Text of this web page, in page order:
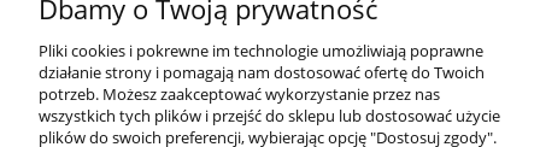
wyślij
Dbamy o Twoją prywatność
Pliki cookies i pokrewne im technologie umożliwiają poprawne
działanie strony i pomagają nam dostosować ofertę do Twoich
potrzeb. Możesz zaakceptować wykorzystanie przez nas
wszystkich tych plików i przejść do sklepu lub dostosować użycie
plików do swoich preferencji, wybierając opcję "Dostosuj zgody".